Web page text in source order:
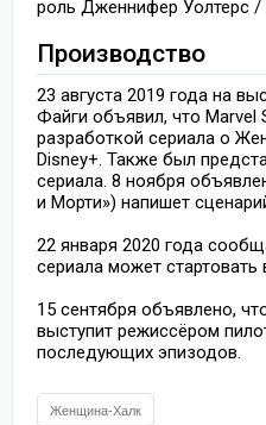
роль Дженнифер Уолтерс
Производство
23 августа 2019 года на
Файги объявил, что Marvel
разработкой сериала о
Disney+. Также был
сериала. 8 ноября
и Морти») напишет
22 января 2020 года
сериала может стартовать
15 сентября объявлено,
выступит режиссёром
последующих эпизодов.
Женщина-Халк